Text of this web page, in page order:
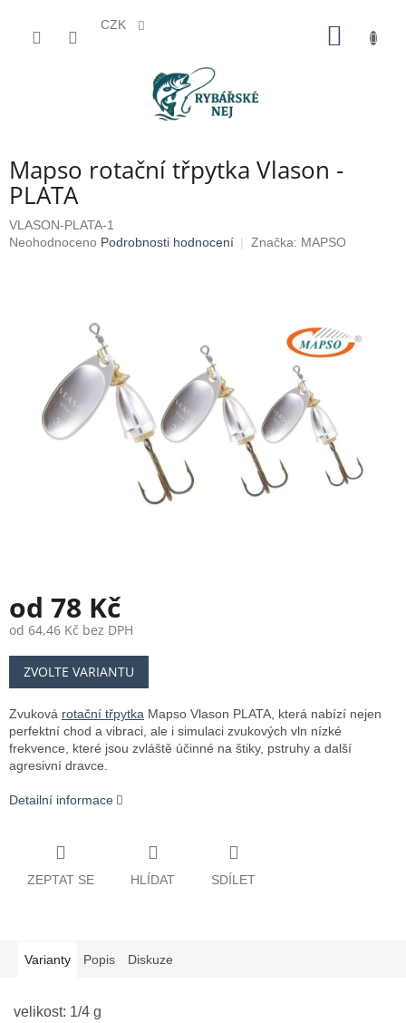
CZK
Mapso rotační třpytka Vlason -
PLATA
VLASON-PLATA-1
Průměrné
Neohodnoceno Podrobnosti hodnocení Značka: MAPSO
od 78 Kč
od 64,46 Kč bez DPH
Měrná
cena:
ZVOLTE VARIANTU
Zvuková rotační třpytka Mapso Vlason PLATA, která nabízí nejen
perfektní chod a vibraci, ale i simulaci zvukových vln nízké
frekvence, které jsou zvláště účinné na štiky, pstruhy a další
agresivní dravce.
Detailní informace
ZEPTAT SE HLÍDAT SDÍLET
Varianty Popis Diskuze
velikost: 1/4 g